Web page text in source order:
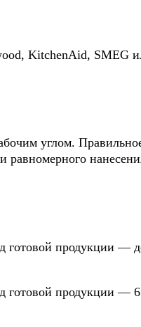
KitchenAid, SMEG
углом.
равномерного
готовой продукции —
готовой продукции — 6